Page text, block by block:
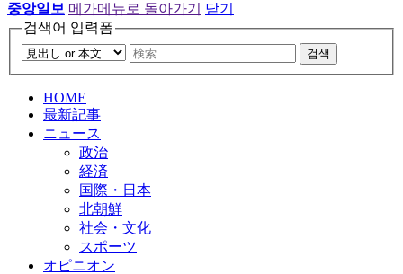
중앙일보 메가메뉴로 돌아가기
닫기
검색어 입력폼
검색
HOME
最新記事
ニュース
政治
経済
国際・日本
北朝鮮
社会・文化
スポーツ
オピニオン